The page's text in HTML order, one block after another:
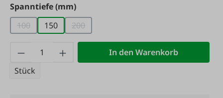
Spanntiefe (mm)auswählen
100(Diese Option ist zurzeit nicht verfügbar.)
150 200(Diese Option ist zurzeit nicht verfügbar.)
Produkt Anzahl: Gib den gewünschten
Stück
In den Warenkorb